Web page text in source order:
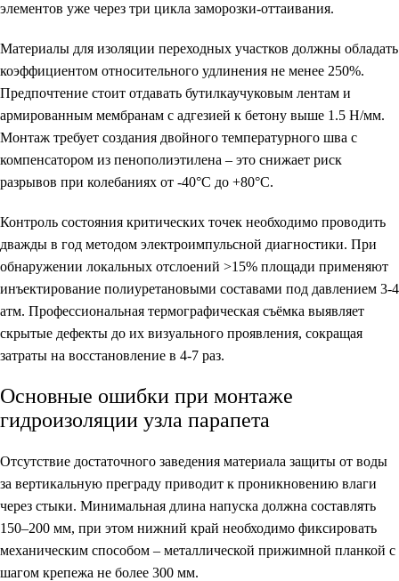
элементов уже через три цикла заморозки-оттаивания.
Материалы для изоляции переходных участков должны обладать
коэффициентом относительного удлинения не менее 250%.
Предпочтение стоит отдавать бутилкаучуковым лентам и
армированным мембранам с адгезией к бетону выше 1.5 Н/мм.
Монтаж требует создания двойного температурного шва с
компенсатором из пенополиэтилена – это снижает риск
разрывов при колебаниях от -40°C до +80°C.
Контроль состояния критических точек необходимо проводить
дважды в год методом электроимпульсной диагностики. При
обнаружении локальных отслоений >15% площади применяют
инъектирование полиуретановыми составами под давлением 3-4
атм. Профессиональная термографическая съёмка выявляет
скрытые дефекты до их визуального проявления, сокращая
затраты на восстановление в 4-7 раз.
Основные ошибки при монтаже
гидроизоляции узла парапета
Отсутствие достаточного заведения материала защиты от воды
за вертикальную преграду приводит к проникновению влаги
через стыки. Минимальная длина напуска должна составлять
150–200 мм, при этом нижний край необходимо фиксировать
механическим способом – металлической прижимной планкой с
шагом крепежа не более 300 мм.